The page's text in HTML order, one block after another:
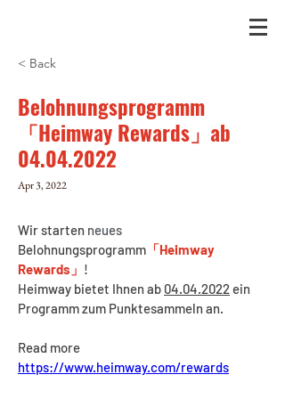
< Back
Belohnungsprogramm
「Heimway Rewards」ab
04.04.2022
Apr 3, 2022
Wir starten neues
Belohnungsprogramm 「Heimway
Rewards」 !
Heimway bietet Ihnen ab 04.04.2022 ein
Programm zum Punktesammeln an.
Read more
https://www.heimway.com/rewards